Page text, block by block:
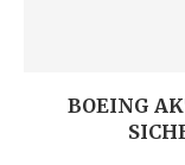
BOEING